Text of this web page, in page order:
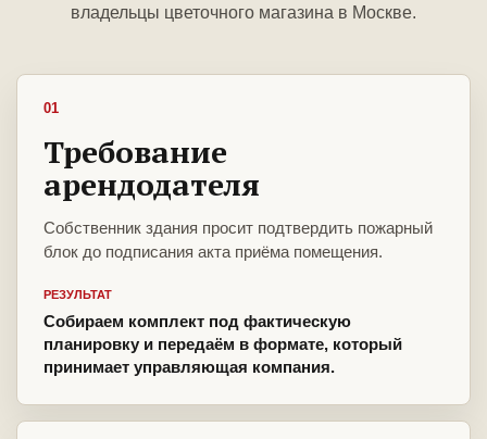
владельцы цветочного магазина в Москве.
01
Требование
арендодателя
Собственник здания просит подтвердить пожарный
блок до подписания акта приёма помещения.
РЕЗУЛЬТАТ
Собираем комплект под фактическую
планировку и передаём в формате, который
принимает управляющая компания.